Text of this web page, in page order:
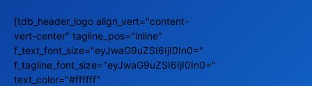
[tdb_header_logo align_vert="content-
vert-center" tagline_pos="inline"
f_text_font_size="eyJwaG9uZSI6IjI0In0="
f_tagline_font_size="eyJwaG9uZSI6IjI0In0="
text_color="#ffffff"